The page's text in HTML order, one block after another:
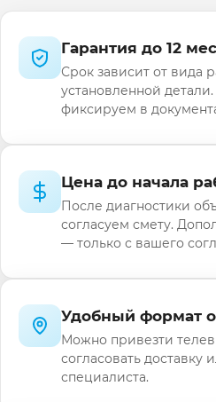
Гарантия до 12
Срок зависит от вида
установленной
фиксируем в
Цена до начала
После диагностики
согласуем смету.
— только с вашего
Удобный формат
Можно привезти
согласовать доставку
специалиста.